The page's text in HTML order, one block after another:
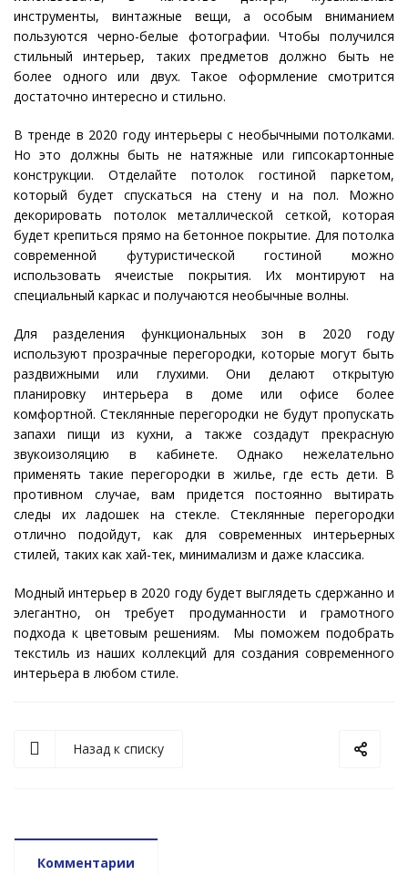
инструменты, винтажные вещи, а особым вниманием
пользуются черно-белые фотографии. Чтобы получился
стильный интерьер, таких предметов должно быть не
более одного или двух. Такое оформление смотрится
достаточно интересно и стильно.
В тренде в 2020 году интерьеры с необычными потолками.
Но это должны быть не натяжные или гипсокартонные
конструкции. Отделайте потолок гостиной паркетом,
который будет спускаться на стену и на пол. Можно
декорировать потолок металлической сеткой, которая
будет крепиться прямо на бетонное покрытие. Для потолка
современной футуристической гостиной можно
использовать ячеистые покрытия. Их монтируют на
специальный каркас и получаются необычные волны.
Для разделения функциональных зон в 2020 году
используют прозрачные перегородки, которые могут быть
раздвижными или глухими. Они делают открытую
планировку интерьера в доме или офисе более
комфортной. Стеклянные перегородки не будут пропускать
запахи пищи из кухни, а также создадут прекрасную
звукоизоляцию в кабинете. Однако нежелательно
применять такие перегородки в жилье, где есть дети. В
противном случае, вам придется постоянно вытирать
следы их ладошек на стекле. Стеклянные перегородки
отлично подойдут, как для современных интерьерных
стилей, таких как хай-тек, минимализм и даже классика.
Модный интерьер в 2020 году будет выглядеть сдержанно и
элегантно, он требует продуманности и грамотного
подхода к цветовым решениям. Мы поможем подобрать
текстиль из наших коллекций для создания современного
интерьера в любом стиле.
Назад к списку
Комментарии